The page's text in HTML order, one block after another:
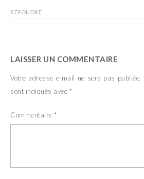
RÉPONDRE
LAISSER UN COMMENTAIRE
Votre adresse e-mail ne sera pas publiée.
sont indiqués avec *
Commentaire *